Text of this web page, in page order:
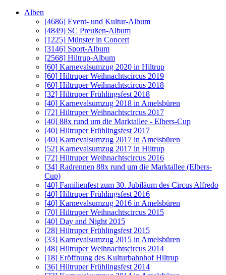
Alben
[4686] Event- und Kultur-Album
[4849] SC Preußen-Album
[1225] Münster in Concert
[3146] Sport-Album
[2568] Hiltrup-Album
[60] Karnevalsumzug 2020 in Hiltrup
[60] Hiltruper Weihnachtscircus 2019
[60] Hiltruper Weihnachtscircus 2018
[32] Hiltruper Frühlingsfest 2018
[40] Karnevalsumzug 2018 in Amelsbüren
[72] Hiltruper Weihnachtscircus 2017
[40] 88x rund um die Marktallee - Elbers-Cup
[40] Hiltruper Frühlingsfest 2017
[40] Karnevalsumzug 2017 in Amelsbüren
[52] Karnevalsumzug 2017 in Hiltrup
[72] Hiltruper Weihnachtscircus 2016
[34] Radrennen 88x rund um die Marktallee (Elbers-
Cup)
[40] Familienfest zum 30. Jubiläum des Circus Alfredo
[40] Hiltruper Frühlingsfest 2016
[40] Karnevalsumzug 2016 in Amelsbüren
[70] Hiltruper Weihnachtscircus 2015
[40] Day and Night 2015
[28] Hiltruper Frühlingsfest 2015
[33] Karnevalsumzug 2015 in Amelsbüren
[48] Hiltruper Weihnachtscircus 2014
[18] Eröffnung des Kulturbahnhof Hiltrup
[36] Hiltruper Frühlingsfest 2014